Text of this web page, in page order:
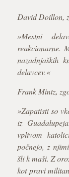
David Doillon,
»Mestni
reakcionarne.
nazadnjaških
delavcev.«
Frank Mintz,
»Zapatisti so
iz
vplivom
počnejo, z
šli k maši. Z
kot pravi